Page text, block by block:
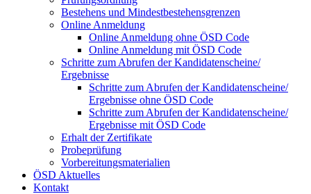
Bestehens und Mindestbestehensgrenzen
Online Anmeldung
Online Anmeldung ohne ÖSD Code
Online Anmeldung mit ÖSD Code
Schritte zum Abrufen der Kandidatenscheine/
Ergebnisse
Schritte zum Abrufen der Kandidatenscheine/
Ergebnisse ohne ÖSD Code
Schritte zum Abrufen der Kandidatenscheine/
Ergebnisse mit ÖSD Code
Erhalt der Zertifikate
Probeprüfung
Vorbereitungsmaterialien
ÖSD Aktuelles
Kontakt